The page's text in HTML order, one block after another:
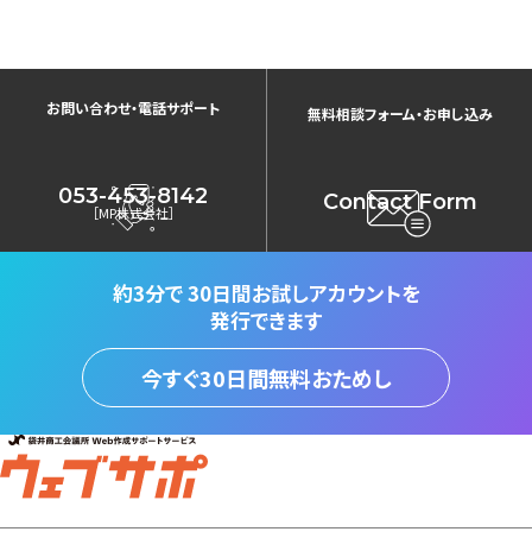
お問い合わせ・電話サポート
053-453-8142
［MP株式会社］
無料相談フォーム・お申し込み
Contact Form
約3分で30日間お試しアカウントを
発行できます
今すぐ30日間無料おためし